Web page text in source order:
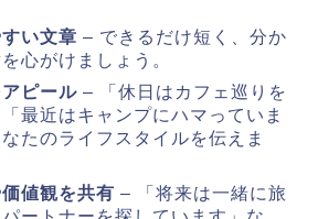
い文章 – できるだけ短く、分か
心がけましょう。
ピール – 「休日はカフェ巡りを
最近はキャンプにハマっていま
たのライフスタイルを伝えま
値観を共有 – 「将来は一緒に旅